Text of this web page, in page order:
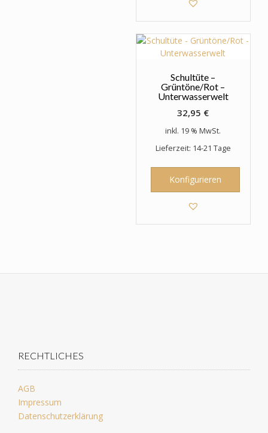
Schultüte –
Grüntöne/Rot –
Unterwasserwelt
32,95 €
inkl. 19 % MwSt.
Lieferzeit: 14-21 Tage
Konfigurieren
RECHTLICHES
AGB
Impressum
Datenschutzerklärung